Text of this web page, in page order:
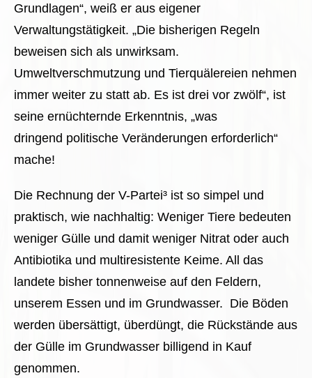
Grundlagen“, weiß er aus eigener
Verwaltungstätigkeit. „Die bisherigen Regeln
beweisen sich als unwirksam.
Umweltverschmutzung und Tierquälereien nehmen
immer weiter zu statt ab. Es ist drei vor zwölf“, ist
seine ernüchternde Erkenntnis, „was
dringend politische Veränderungen erforderlich“
mache!
Die Rechnung der V-Partei³ ist so simpel und
praktisch, wie nachhaltig: Weniger Tiere bedeuten
weniger Gülle und damit weniger Nitrat oder auch
Antibiotika und multiresistente Keime. All das
landete bisher tonnenweise auf den Feldern,
unserem Essen und im Grundwasser. Die Böden
werden übersättigt, überdüngt, die Rückstände aus
der Gülle im Grundwasser billigend in Kauf
genommen.